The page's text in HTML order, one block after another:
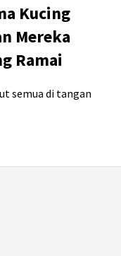
Kucing
Mereka
Ramai
semua di tangan